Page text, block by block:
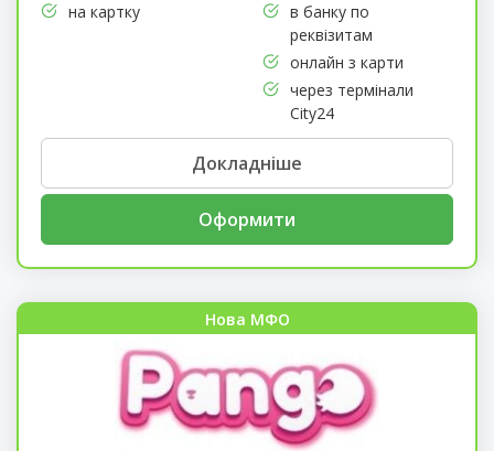
на картку
в банку по
реквізитам
онлайн з карти
через термінали
City24
Докладніше
Оформити
Нова МФО